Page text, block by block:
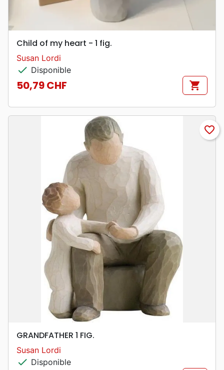
Child of my heart - 1 fig.
Susan Lordi
check Disponible
Prix
50,79 CHF shopping_cart
favorite_border
GRANDFATHER 1 FIG.
Susan Lordi
check Disponible